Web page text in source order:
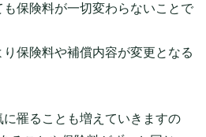
保険料が一切変わらないことで
保険料や補償内容が変更となる
罹ることも増えていきますの